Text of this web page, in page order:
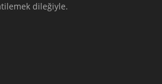
dileğiyle.